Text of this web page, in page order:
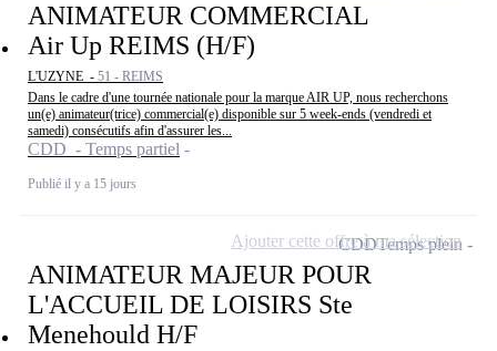
ANIMATEUR COMMERCIAL
Air Up REIMS (H/F)
L'UZYNE - 51 - REIMS
Dans le cadre d'une tournée nationale pour la marque AIR UP, nous recherchons
un(e) animateur(trice) commercial(e) disponible sur 5 week-ends (vendredi et
samedi) consécutifs afin d'assurer les...
CDD - Temps partiel
Publié il y a 15 jours
ANIMATEUR MAJEUR POUR
L'ACCUEIL DE LOISIRS Ste
Menehould H/F
CDDTemps plein
Ajouter cette offre à ma sélection